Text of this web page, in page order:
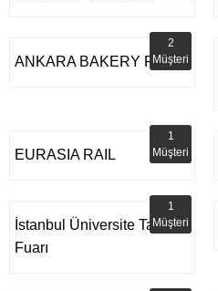
ANKARA BAKERY PLUS
2
Müşteri
EURASIA RAIL
1
Müşteri
İstanbul Üniversite Tanıtım
Fuarı
1
Müşteri